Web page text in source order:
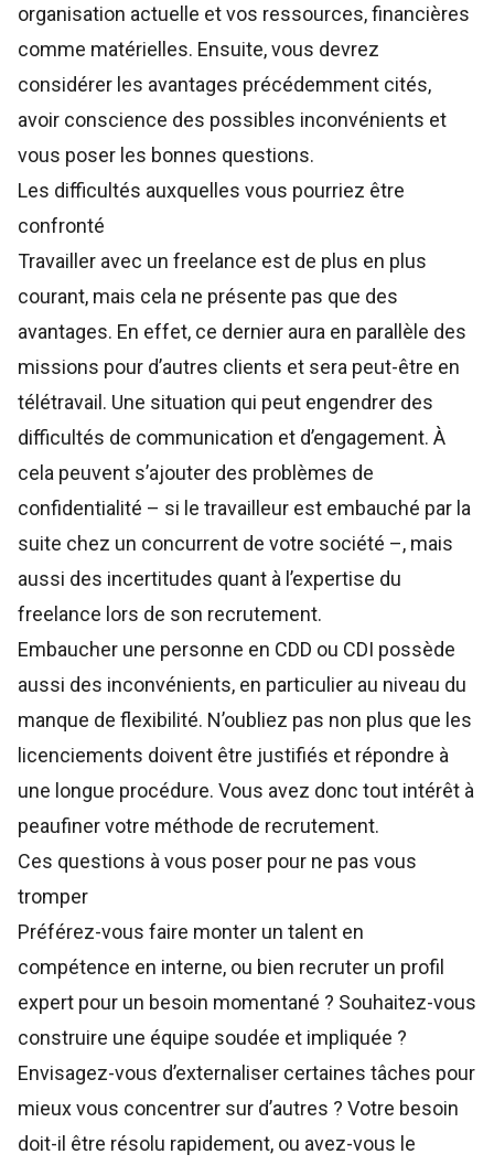
organisation actuelle et vos ressources, financières
comme matérielles. Ensuite, vous devrez
considérer les avantages précédemment cités,
avoir conscience des possibles inconvénients et
vous poser les bonnes questions.
Les difficultés auxquelles vous pourriez être
confronté
Travailler avec un freelance est de plus en plus
courant, mais cela ne présente pas que des
avantages. En effet, ce dernier aura en parallèle des
missions pour d’autres clients et sera peut-être en
télétravail. Une situation qui peut engendrer des
difficultés de communication et d’engagement. À
cela peuvent s’ajouter des problèmes de
confidentialité – si le travailleur est embauché par la
suite chez un concurrent de votre société –, mais
aussi des incertitudes quant à l’expertise du
freelance lors de son recrutement.
Embaucher une personne en CDD ou CDI possède
aussi des inconvénients, en particulier au niveau du
manque de flexibilité. N’oubliez pas non plus que les
licenciements doivent être justifiés et répondre à
une longue procédure. Vous avez donc tout intérêt à
peaufiner votre méthode de recrutement.
Ces questions à vous poser pour ne pas vous
tromper
Préférez-vous faire monter un talent en
compétence en interne, ou bien recruter un profil
expert pour un besoin momentané ? Souhaitez-vous
construire une équipe soudée et impliquée ?
Envisagez-vous d’externaliser certaines tâches pour
mieux vous concentrer sur d’autres ? Votre besoin
doit-il être résolu rapidement, ou avez-vous le